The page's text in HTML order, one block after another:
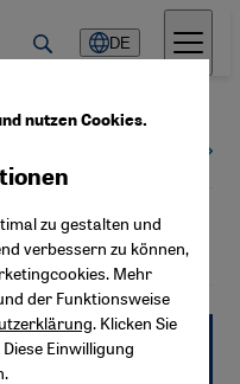
DE
Goertz
nutzen Cookies.
zu gestalten und
verbessern zu können,
Mehr
der Funktionsweise
. Klicken Sie
Diese Einwilligung